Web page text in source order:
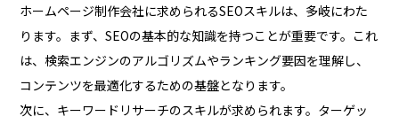
ホームページ制作会社に求められるSEOスキルは、多岐にわた
ります。まず、SEOの基本的な知識を持つことが重要です。これ
は、検索エンジンのアルゴリズムやランキング要因を理解し、
コンテンツを最適化するための基盤となります。
次に、キーワードリサーチのスキルが求められます。ターゲッ